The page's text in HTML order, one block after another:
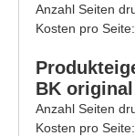
Anzahl Seiten
Kosten pro
BK
Anzahl Seiten
Kosten pro